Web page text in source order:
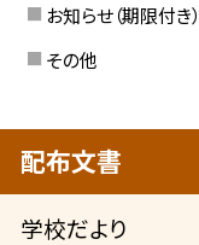
お知らせ（期限付き）
その他
配布文書
学校だより